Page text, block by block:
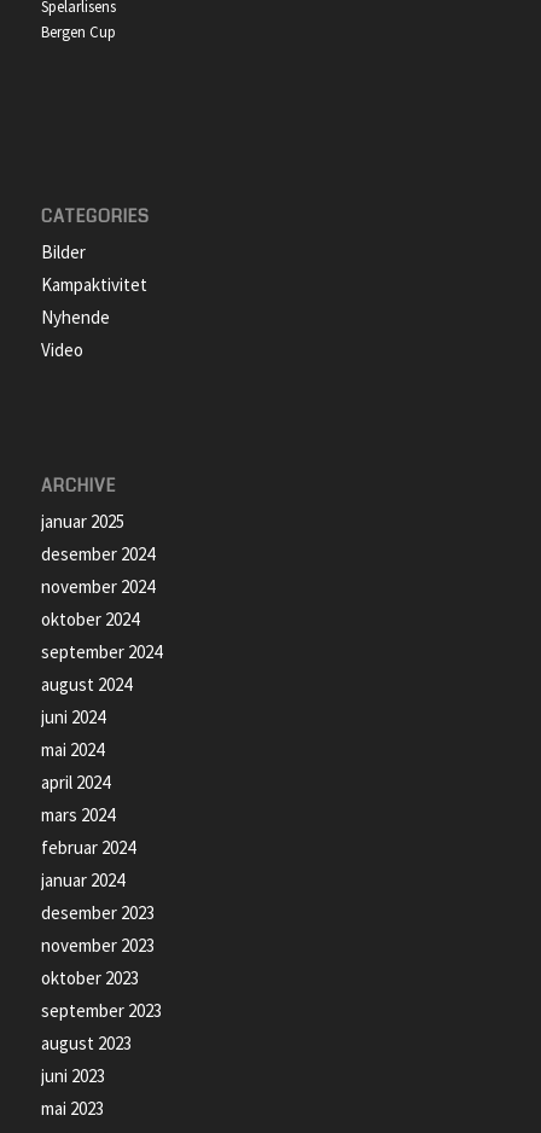
Spelarlisens
Bergen Cup
CATEGORIES
Bilder
Kampaktivitet
Nyhende
Video
ARCHIVE
januar 2025
desember 2024
november 2024
oktober 2024
september 2024
august 2024
juni 2024
mai 2024
april 2024
mars 2024
februar 2024
januar 2024
desember 2023
november 2023
oktober 2023
september 2023
august 2023
juni 2023
mai 2023